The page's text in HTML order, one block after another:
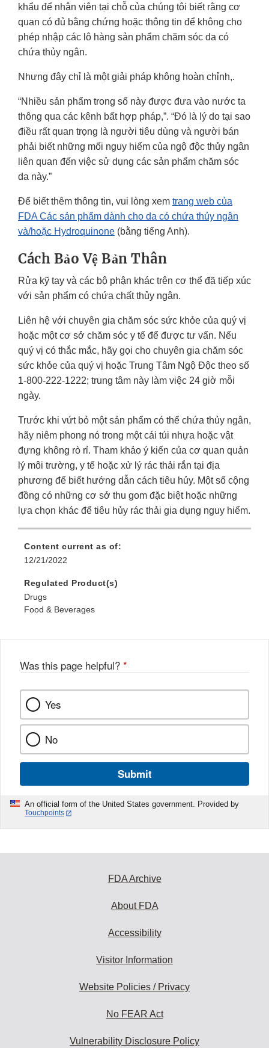
khẩu để nhân viên tại chỗ của chúng tôi biết rằng cơ
quan có đủ bằng chứng hoặc thông tin để không cho
phép nhập các lô hàng sản phẩm chăm sóc da có
chứa thủy ngân.
Nhưng đây chỉ là một giải pháp không hoàn chỉnh,.
“Nhiều sản phẩm trong số này được đưa vào nước ta
thông qua các kênh bất hợp pháp,”. “Đó là lý do tại sao
điều rất quan trọng là người tiêu dùng và người bán
phải biết những mối nguy hiểm của ngộ độc thủy ngân
liên quan đến việc sử dụng các sản phẩm chăm sóc
da này.”
Để biết thêm thông tin, vui lòng xem trang web của
FDA Các sản phẩm dành cho da có chứa thủy ngân
và/hoặc Hydroquinone (bằng tiếng Anh).
Cách Bảo Vệ Bản Thân
Rửa kỹ tay và các bộ phận khác trên cơ thể đã tiếp xúc
với sản phẩm có chứa chất thủy ngân.
Liên hệ với chuyên gia chăm sóc sức khỏe của quý vị
hoặc một cơ sở chăm sóc y tế để được tư vấn. Nếu
quý vị có thắc mắc, hãy gọi cho chuyên gia chăm sóc
sức khỏe của quý vị hoặc Trung Tâm Ngộ Độc theo số
1-800-222-1222; trung tâm này làm việc 24 giờ mỗi
ngày.
Trước khi vứt bỏ một sản phẩm có thể chứa thủy ngân,
hãy niêm phong nó trong một cái túi nhựa hoặc vật
đựng không rò rỉ. Tham khảo ý kiến của cơ quan quản
lý môi trường, y tế hoặc xử lý rác thải rắn tại địa
phương để biết hướng dẫn cách tiêu hủy. Một số cộng
đồng có những cơ sở thu gom đặc biệt hoặc những
lựa chọn khác để tiêu hủy rác thải gia dụng nguy hiểm.
Content current as of:
12/21/2022
Regulated Product(s)
Drugs
Food & Beverages
Was this page helpful? *
Yes
No
Submit
An official form of the United States government. Provided by
Touchpoints
FDA Archive
About FDA
Accessibility
Visitor Information
Website Policies / Privacy
No FEAR Act
Vulnerability Disclosure Policy